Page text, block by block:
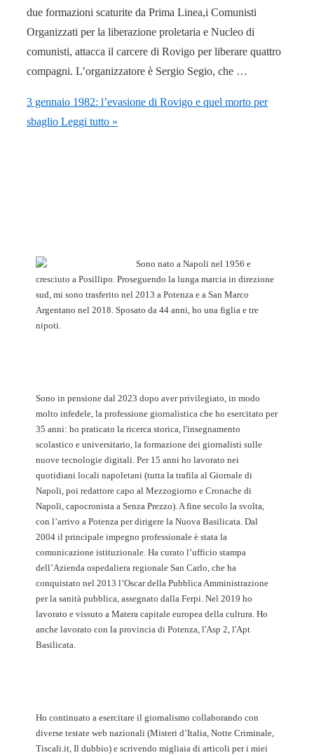
due formazioni scaturite da Prima Linea,i Comunisti
Organizzati per la liberazione proletaria e Nucleo di
comunisti, attacca il carcere di Rovigo per liberare quattro
compagni. L’organizzatore è Sergio Segio, che …
3 gennaio 1982: l’evasione di Rovigo e quel morto per
sbaglio Leggi tutto »
Sono nato a Napoli nel 1956 e
cresciuto a Posillipo. Proseguendo la lunga marcia in direzione
sud, mi sono trasferito nel 2013 a Potenza e a San Marco
Argentano nel 2018. Sposato da 44 anni, ho una figlia e tre
nipoti.
Sono in pensione dal 2023 dopo aver privilegiato, in modo
molto infedele, la professione giornalistica che ho esercitato per
35 anni: ho praticato la ricerca storica, l'insegnamento
scolastico e universitario, la formazione dei giornalisti sulle
nuove tecnologie digitali. Per 15 anni ho lavorato nei
quotidiani locali napoletani (tutta la trafila al Giornale di
Napoli, poi redattore capo al Mezzogiorno e Cronache di
Napoli, capocronista a Senza Prezzo). A fine secolo la svolta,
con l’arrivo a Potenza per dirigere la Nuova Basilicata. Dal
2004 il principale impegno professionale è stata la
comunicazione istituzionale. Ha curato l’ufficio stampa
dell’Azienda ospedaliera regionale San Carlo, che ha
conquistato nel 2013 l’Oscar della Pubblica Amministrazione
per la sanità pubblica, assegnato dalla Ferpi. Nel 2019 ho
lavorato e vissuto a Matera capitale europea della cultura. Ho
anche lavorato con la provincia di Potenza, l'Asp 2, l'Apt
Basilicata.
Ho continuato a esercitare il giornalismo collaborando con
diverse testate web nazionali (Misteri d’Italia, Notte Criminale,
Tiscali.it, Il dubbio) e scrivendo migliaia di articoli per i miei